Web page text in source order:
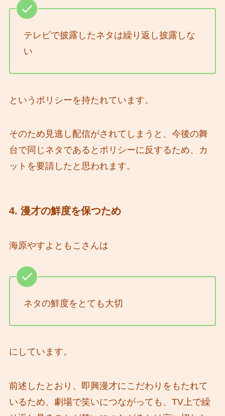
テレビで披露したネタは繰り返し披露しな
い
というポリシーを持たれています。
そのため見逃し配信がされてしまうと、今後の舞
台で同じネタであるとポリシーに反するため、カ
ットを要請したと思われます。
4. 漫才の鮮度を保つため
海原やすよともこさんは
ネタの鮮度をとても大切
にしています。
前述したとおり、即興漫才にこだわりをもたれて
いるため、劇場で笑いにつながっても、TV上で繰